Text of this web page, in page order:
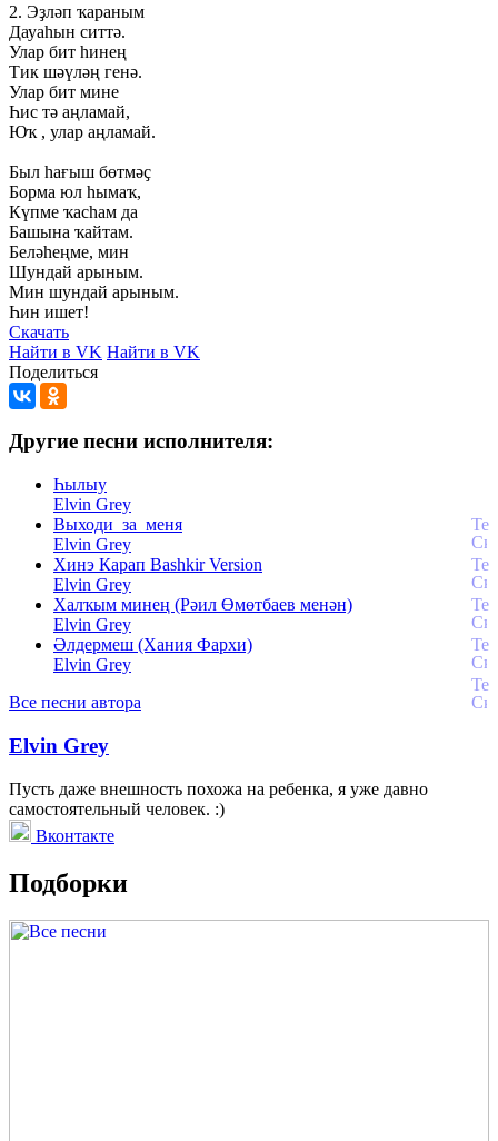
2. Эҙләп ҡараным
Дауаһын ситтә.
Улар бит һинең
Тик шәүләң генә.
Улар бит мине
Һис тә аңламай,
Юҡ , улар аңламай.
Был һағыш бөтмәҫ
Борма юл һымаҡ,
Күпме ҡасһам да
Башына ҡайтам.
Беләһеңме, мин
Шундай арыным.
Мин шундай арыным.
Һин ишет!
Скачать
Найти в VK Найти в VK
Поделиться
Другие песни исполнителя:
Һылыу
Elvin Grey
Выходи_за_меня
Elvin Grey
Хинэ Карап Bashkir Version
Elvin Grey
Халҡым минең (Рәил Өмөтбаев менән)
Elvin Grey
Әлдермеш (Хания Фархи)
Elvin Grey
Все песни автора
Elvin Grey
Пусть даже внешность похожа на ребенка, я уже давно
самостоятельный человек. :)
Вконтакте
Подборки